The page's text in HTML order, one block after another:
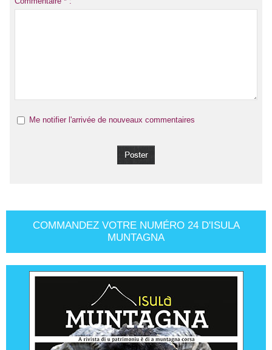
Me notifier l'arrivée de nouveaux commentaires
COMMANDEZ VOTRE NUMÉRO 24 D'ISULA
MUNTAGNA